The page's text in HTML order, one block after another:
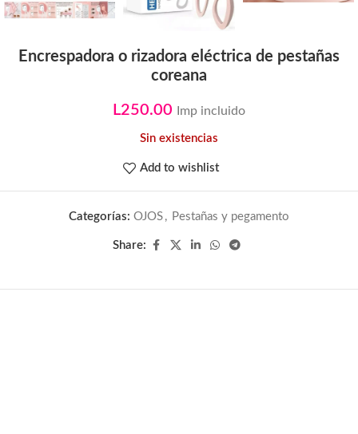
Encrespadora o rizadora eléctrica de pestañas
coreana
L250.00 Imp incluido
Sin existencias
Add to wishlist
Categorías: OJOS , Pestañas y pegamento
Share: